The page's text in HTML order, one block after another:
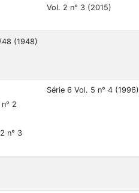
Vol. 2 n° 3 (2015)
48 (1948)
2
n° 3
Série 6 Vol. 5 n° 4 (1996)